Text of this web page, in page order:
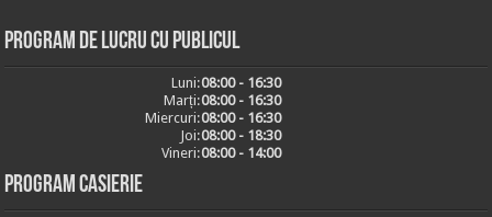
Program de lucru cu publicul
Luni:08:00 - 16:30
Marți:08:00 - 16:30
Miercuri:08:00 - 16:30
Joi:08:00 - 18:30
Vineri:08:00 - 14:00
Program casierie